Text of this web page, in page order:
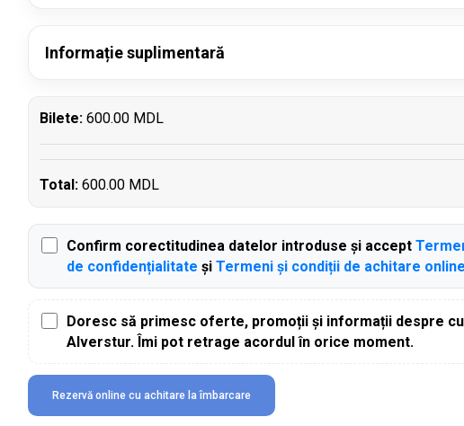
Informație suplimentară
Bilete: 600.00 MDL
Total: 600.00 MDL
Confirm corectitudinea datelor introduse și accept
de confidențialitate și Termeni și condiții de achitare online
Doresc să primesc oferte, promoții și informații despre
Alverstur. Îmi pot retrage acordul în orice moment.
Rezervă online cu achitare la îmbarcare